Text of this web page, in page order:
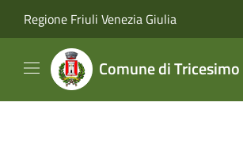
Regione Friuli Venezia Giulia
Comune di Tricesimo